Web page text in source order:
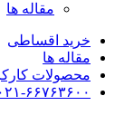
مقاله ها
خرید اقساطی
مقاله ها
محصولات
۰۲۱-۶۶۷۶۳۶۰۰